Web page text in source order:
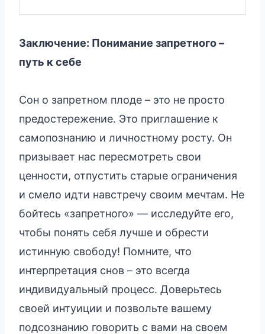
Заключение: Понимание запретного –
путь к себе
Сон о запретном плоде – это не просто
предостережение. Это приглашение к
самопознанию и личностному росту. Он
призывает нас пересмотреть свои
ценности, отпустить старые ограничения
и смело идти навстречу своим мечтам. Не
бойтесь «запретного» — исследуйте его,
чтобы понять себя лучше и обрести
истинную свободу! Помните, что
интерпретация снов – это всегда
индивидуальный процесс. Доверьтесь
своей интуиции и позвольте вашему
подсознанию говорить с вами на своем